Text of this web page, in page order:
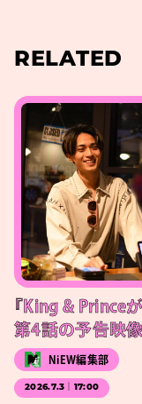
RELATED
『King & Prince
第4話の予告映
NiEW編集部
2026.7.3｜17:00